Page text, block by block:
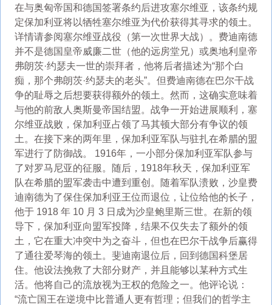
在与奥匈帝国和德国签署条约后进攻塞尔维亚，该条约规
定保加利亚将以牺牲塞尔维亚为代价获得其寻求的领土。
详情请参阅塞尔维亚战役（第一次世界大战）。费迪南德
并不是德国皇帝威廉二世（他的远房堂兄）或奥地利皇帝
弗朗茨·约瑟夫一世的崇拜者，他将后者描述为“那个白
痴，那个弗朗茨·约瑟夫的老头”。但费迪南德在巴尔干战
争的耻辱之后想要获得额外的领土。然而，这确实意味着
与他的前敌人奥斯曼帝国结盟。战争一开始进展顺利，塞
尔维亚战败，保加利亚占领了马其顿大部分有争议的领
土。在接下来的两年里，保加利亚军队与驻扎在希腊的盟
军进行了防御战。 1916年，一小部分保加利亚军队参与
了对罗马尼亚的征服。随后，1918年秋天，保加利亚军
队在希腊的盟军袭击中遭到重创。随着军队溃败，沙皇费
迪南德为了保住保加利亚王位而退位，让位给他的长子，
他于 1918 年 10 月 3 日成为沙皇鲍里斯三世。在新的领
导下，保加利亚向盟军投降，结果不仅失去了额外的领
土，它在重大冲突中为之奋斗，但也在巴尔干战争后赢得
了通往爱琴海的领土。斐迪南退位后，回到德国科堡居
住。他设法挽救了大部分财产，并且能够以某种方式生
活。他将自己的流放视为王权的危险之一。他评论说：
“流亡国王在逆境中比普通人更有哲理；但我们的哲学主